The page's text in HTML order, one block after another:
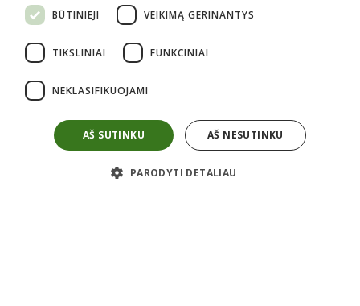
Informacija perkantiems
Apmokėjimas
Grąžinimas
Garantijos
Taisyklės
Privatumo politika
Apie mus
BŪTINIEJI VEIKIMĄ GERINANTYS
TIKSLINIAI FUNKCINIAI
NEKLASIFIKUOJAMI
AŠ SUTINKU AŠ NESUTINKU
PARODYTI DETALIAU